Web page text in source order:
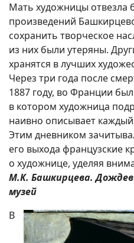
Мать художницы отвезла
произведений
сохранить творческое
из них были утеряны.
хранятся в лучших
Через три года после
1887 году, во Франции
в котором художница
наивно описывает
Этим дневником
его выхода французские
о художнице, уделяя
М.К. Башкирцева.
музей
В